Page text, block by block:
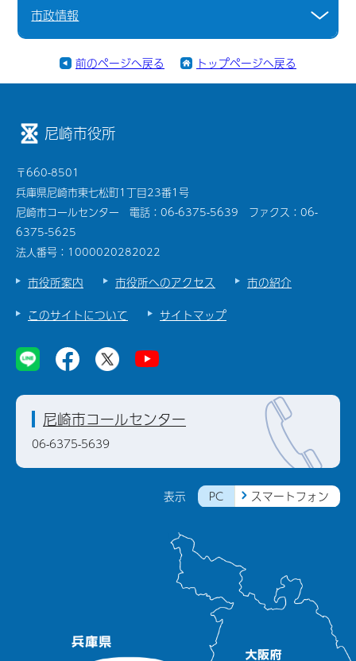
市政情報
前のページへ戻る トップページへ戻る
尼崎市役所
〒660-8501
兵庫県尼崎市東七松町1丁目23番1号
尼崎市コールセンター 電話：06-6375-5639 ファクス：06-
6375-5625
法人番号：1000020282022
市役所案内 市役所へのアクセス
市の紹介
このサイトについて
サイトマップ
表示 PC スマートフォン
尼崎市コールセンター
06-6375-5639